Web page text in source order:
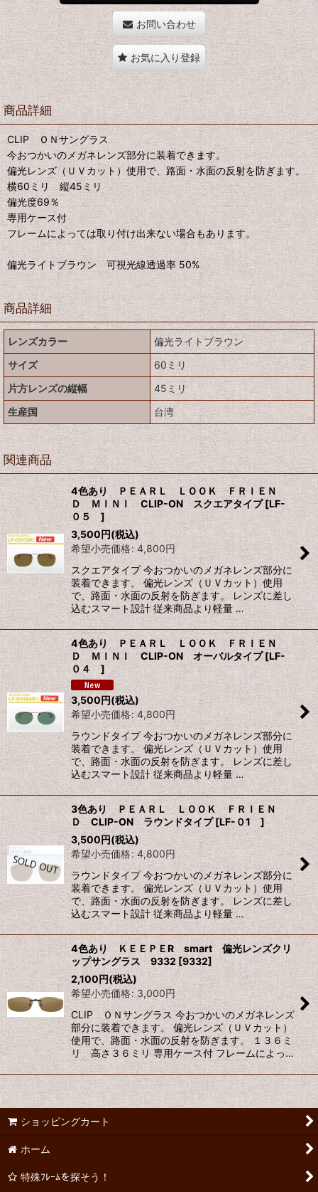
お問い合わせ
お気に入り登録
商品詳細
CLIP ＯＮサングラス
今おつかいのメガネレンズ部分に装着できます。
偏光レンズ（ＵＶカット）使用で、路面・水面の反射を防ぎます。
横60ミリ 縦45ミリ
偏光度69％
専用ケース付
フレームによっては取り付け出来ない場合もあります。
偏光ライトブラウン 可視光線透過率 50%
商品詳細
レンズカラー
偏光ライトブラウン
サイズ
60ミリ
片方レンズの縦幅
45ミリ
生産国
台湾
関連商品
4色あり ＰＥＡＲＬ ＬＯＯＫ ＦＲＩＥＮ
Ｄ ＭＩＮＩ CLIP-ON スクエアタイプ [LF-
０５ ]
3,500円(税込)
希望小売価格: 4,800円
スクエアタイプ 今おつかいのメガネレンズ部分に
装着できます。 偏光レンズ（ＵＶカット）使用
で、路面・水面の反射を防ぎます。 レンズに差し
込むスマート設計 従来商品より軽量 …
4色あり ＰＥＡＲＬ ＬＯＯＫ ＦＲＩＥＮ
Ｄ ＭＩＮＩ CLIP-ON オーバルタイプ [LF-
０４]
3,500円(税込)
希望小売価格: 4,800円
ラウンドタイプ 今おつかいのメガネレンズ部分に
装着できます。 偏光レンズ（ＵＶカット）使用
で、路面・水面の反射を防ぎます。 レンズに差し
込むスマート設計 従来商品より軽量 …
3色あり ＰＥＡＲＬ ＬＯＯＫ ＦＲＩＥＮ
Ｄ CLIP-ON ラウンドタイプ [LF-０1 ]
3,500円(税込)
希望小売価格: 4,800円
ラウンドタイプ 今おつかいのメガネレンズ部分に
装着できます。 偏光レンズ（ＵＶカット）使用
で、路面・水面の反射を防ぎます。 レンズに差し
込むスマート設計 従来商品より軽量 …
4色あり ＫＥＥＰＥR smart 偏光レンズクリ
ップサングラス 9332 [9332]
2,100円(税込)
希望小売価格: 3,000円
CLIP ＯＮサングラス 今おつかいのメガネレンズ
部分に装着できます。 偏光レンズ（ＵＶカット）
使用で、路面・水面の反射を防ぎます。 １３６ミ
リ 高さ３６ミリ 専用ケース付 フレームによっ…
ショッピングカート
ホーム
特殊ﾌﾚｰﾑを探そう！